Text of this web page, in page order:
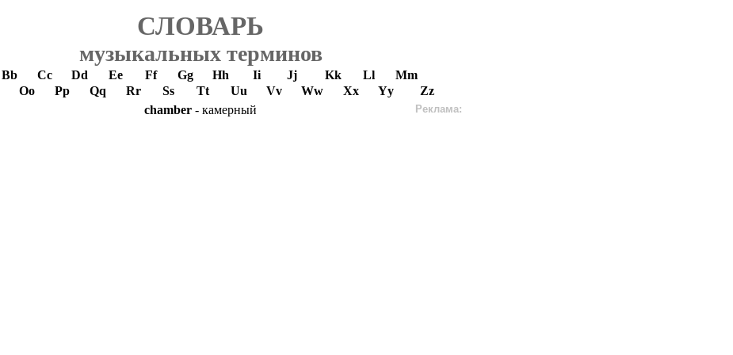
СЛОВАРЬ
музыкальных терминов
Bb Cc Dd Ee Ff Gg Hh Ii Jj Kk Ll
Mm
Oo Pp Qq Rr Ss Tt Uu Vv Ww Xx Yy Zz
chamber - камерный Реклама: